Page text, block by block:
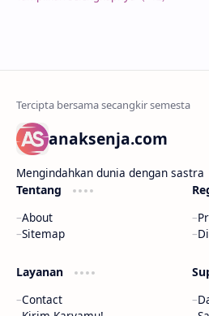
anaksenja.com
Mengindahkan dunia dengan sastra
Tentang
About
Sitemap
Layanan
Contact